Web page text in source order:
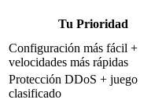
Tu Prioridad
Configuración más fácil +
velocidades más rápidas
Protección DDoS + juego
clasificado